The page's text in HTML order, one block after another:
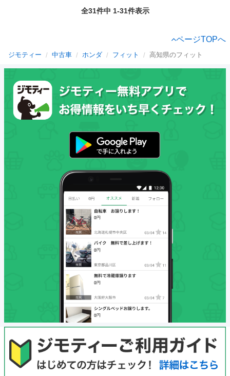
全31件中 1-31件表示
ページTOPへ
ジモティー 中古車 ホンダ フィット 高知県のフィット